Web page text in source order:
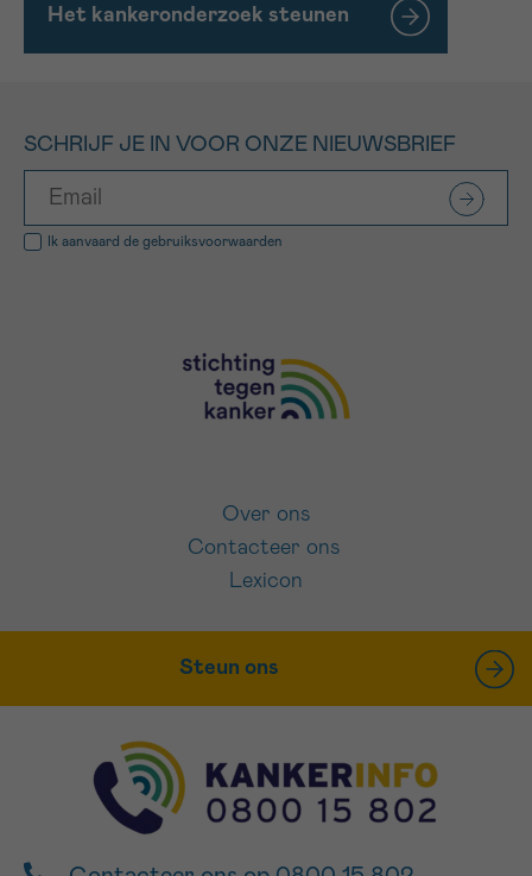
Het kankeronderzoek steunen
SCHRIJF JE IN VOOR ONZE NIEUWSBRIEF
Ik aanvaard de gebruiksvoorwaarden
Over ons
Contacteer ons
Lexicon
Steun ons